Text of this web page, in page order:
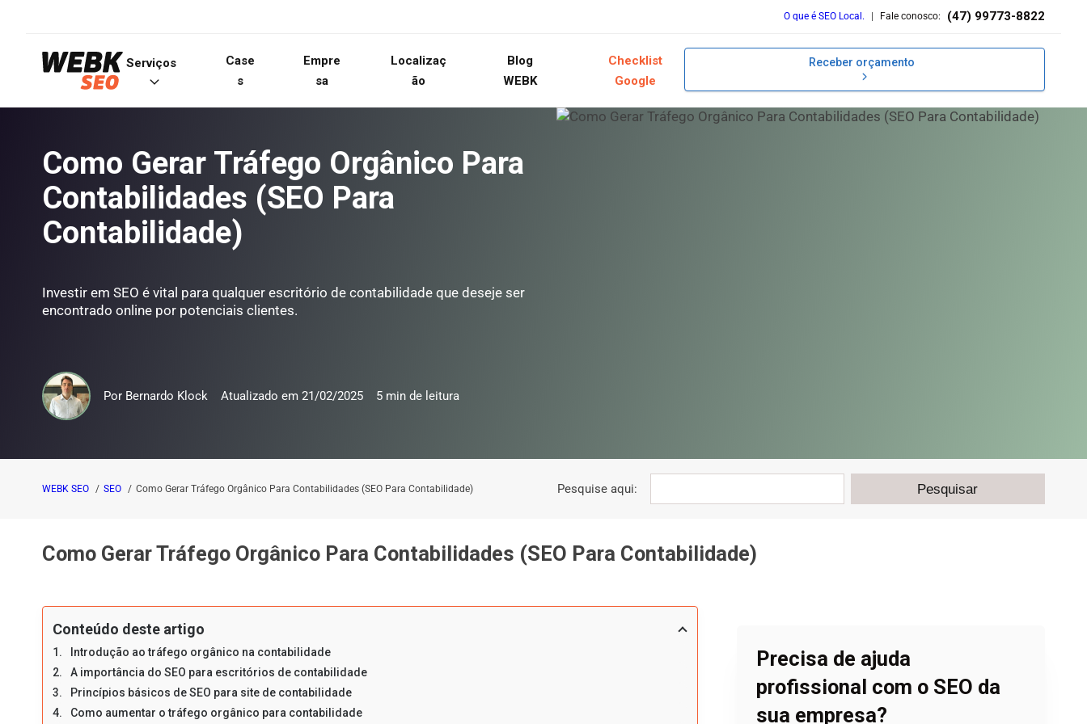
O que é SEO Local. Fale conosco: (47) 99773-8822
Serviços
Case
s
Empre
sa
Localizaç
ão
Blog
WEBK
Checklist
Google
Receber orçamento
Como Gerar Tráfego Orgânico Para
Contabilidades (SEO Para
Contabilidade)
Investir em SEO é vital para qualquer escritório de contabilidade que deseje ser
encontrado online por potenciais clientes.
Por Bernardo Klock Atualizado em 21/02/2025 5 min de leitura
WEBK SEO SEO Como Gerar Tráfego Orgânico Para Contabilidades (SEO Para Contabilidade) Pesquise aqui:
Como Gerar Tráfego Orgânico Para Contabilidades (SEO Para Contabilidade)
Conteúdo deste artigo
Introdução ao tráfego orgânico na contabilidade
A importância do SEO para escritórios de contabilidade
Princípios básicos de SEO para site de contabilidade
Como aumentar o tráfego orgânico para contabilidade
Precisa de ajuda
profissional com o SEO da
sua empresa?